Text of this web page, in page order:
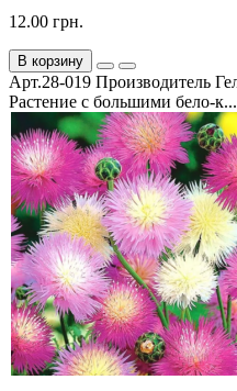
12.00 грн.
В корзину
Арт.28-019 Производитель
Растение с большими бело-к...